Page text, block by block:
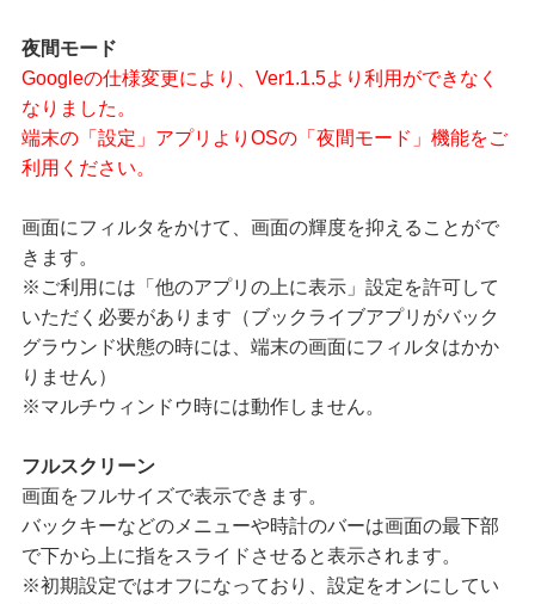
夜間モード
Googleの仕様変更により、Ver1.1.5より利用ができなく
なりました。
端末の「設定」アプリよりOSの「夜間モード」機能をご
利用ください。
画面にフィルタをかけて、画面の輝度を抑えることがで
きます。
※ご利用には「他のアプリの上に表示」設定を許可して
いただく必要があります（ブックライブアプリがバック
グラウンド状態の時には、端末の画面にフィルタはかか
りません）
※マルチウィンドウ時には動作しません。
フルスクリーン
画面をフルサイズで表示できます。
バックキーなどのメニューや時計のバーは画面の最下部
で下から上に指をスライドさせると表示されます。
※初期設定ではオフになっており、設定をオンにしてい